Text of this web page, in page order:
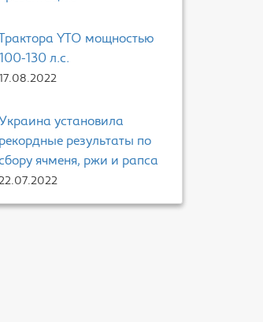
Трактора YTO мощностью
100-130 л.с.
Украина установила
рекордные результаты по
ячменя, ржи и рапса